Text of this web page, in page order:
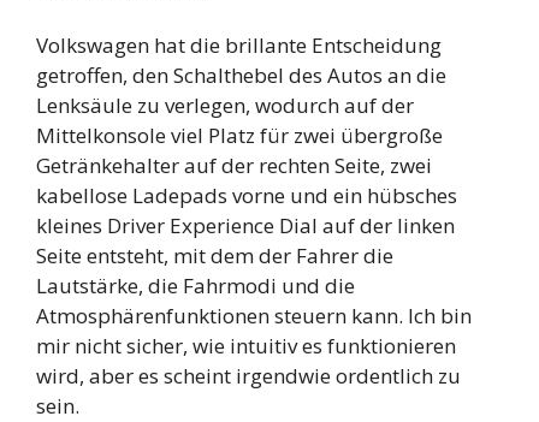
Volkswagen hat die brillante Entscheidung
getroffen, den Schalthebel des Autos an die
Lenksäule zu verlegen, wodurch auf der
Mittelkonsole viel Platz für zwei übergroße
Getränkehalter auf der rechten Seite, zwei
kabellose Ladepads vorne und ein hübsches
kleines Driver Experience Dial auf der linken
Seite entsteht, mit dem der Fahrer die
Lautstärke, die Fahrmodi und die
Atmosphärenfunktionen steuern kann. Ich bin
mir nicht sicher, wie intuitiv es funktionieren
wird, aber es scheint irgendwie ordentlich zu
sein.